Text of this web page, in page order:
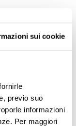
sui cookie
previo suo
informazioni
Per maggiori